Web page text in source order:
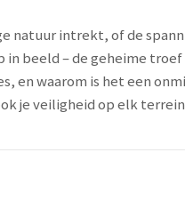
natuur intrekt, of de
beeld – de geheime
en waarom is het een
je veiligheid op elk